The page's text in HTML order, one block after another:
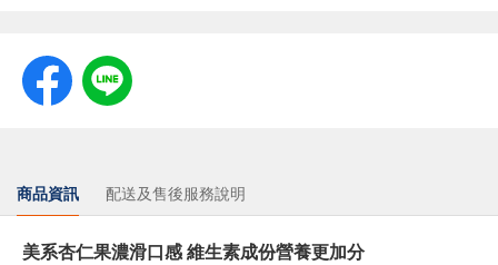
商品資訊 配送及售後服務說明
美系杏仁果濃滑口感 維生素成份營養更加分